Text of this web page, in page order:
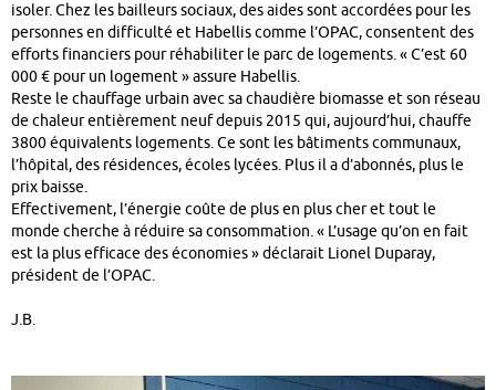
isoler. Chez les bailleurs sociaux, des aides sont accordées pour les
personnes en difficulté et Habellis comme l’OPAC, consentent des
efforts financiers pour réhabiliter le parc de logements. « C’est 60
000 € pour un logement » assure Habellis.
Reste le chauffage urbain avec sa chaudière biomasse et son réseau
de chaleur entièrement neuf depuis 2015 qui, aujourd’hui, chauffe
3800 équivalents logements. Ce sont les bâtiments communaux,
l’hôpital, des résidences, écoles lycées. Plus il a d’abonnés, plus le
prix baisse.
Effectivement, l’énergie coûte de plus en plus cher et tout le
monde cherche à réduire sa consommation. « L’usage qu’on en fait
est la plus efficace des économies » déclarait Lionel Duparay,
président de l’OPAC.
J.B.